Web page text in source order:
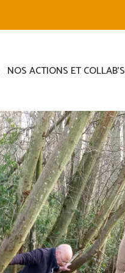
NOS ACTIONS ET COLLAB’S